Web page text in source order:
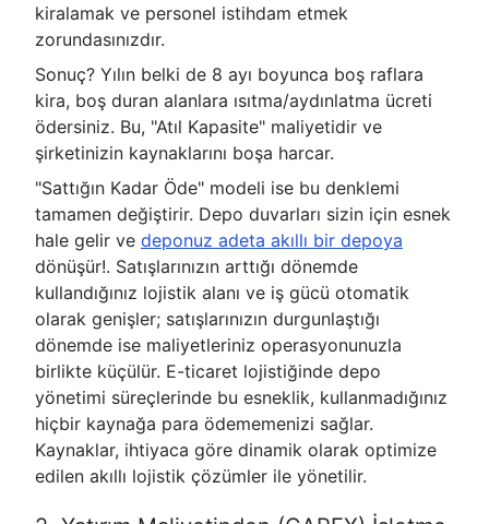
kiralamak ve personel istihdam etmek
zorundasınızdır.
Sonuç? Yılın belki de 8 ayı boyunca boş raflara
kira, boş duran alanlara ısıtma/aydınlatma ücreti
ödersiniz. Bu, "Atıl Kapasite" maliyetidir ve
şirketinizin kaynaklarını boşa harcar.
"Sattığın Kadar Öde" modeli ise bu denklemi
tamamen değiştirir. Depo duvarları sizin için esnek
hale gelir ve deponuz adeta akıllı bir depoya
dönüşür!. Satışlarınızın arttığı dönemde
kullandığınız lojistik alanı ve iş gücü otomatik
olarak genişler; satışlarınızın durgunlaştığı
dönemde ise maliyetleriniz operasyonunuzla
birlikte küçülür. E-ticaret lojistiğinde depo
yönetimi süreçlerinde bu esneklik, kullanmadığınız
hiçbir kaynağa para ödememenizi sağlar.
Kaynaklar, ihtiyaca göre dinamik olarak optimize
edilen akıllı lojistik çözümler ile yönetilir.